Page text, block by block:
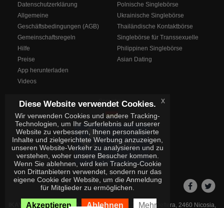
Datenschutzerklärung
Allgemeine
Geschäftsbedingungen (AGB)
Gemeinschaftsregeln
Hilfe
Preise
App herunterladen
Videos
Polnische Singlebörse
Ukrainische Singlebörse
Thailändische Kontaktbörse
Singlebörse für Transsexuelle
Philippinen Singlebörse
Asian Dating
Sprachen
IKAY SOFTWARE PORTAL LIMITEDXanthis 22, Kato Deftera, 2460 Nicosia,
Diese Website verwendet Cookies.
Wir verwenden Cookies und andere Tracking-
Technologien, um Ihr Surferlebnis auf unserer
Website zu verbessern, Ihnen personalisierte
Inhalte und zielgerichtete Werbung anzuzeigen,
unseren Website-Verkehr zu analysieren und zu
verstehen, woher unsere Besucher kommen.
Wenn Sie ablehnen, wird kein Tracking-Cookie
von Drittanbietern verwendet, sondern nur das
eigene Cookie der Website, um die Anmeldung
für Mitglieder zu ermöglichen.
Akzeptieren Ablehnen Mehr
x